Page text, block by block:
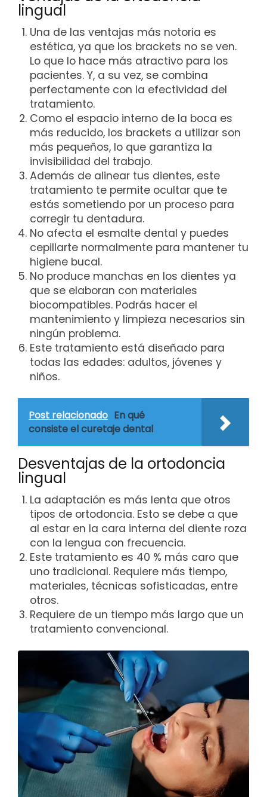
lingual
Una de las ventajas más notoria es
estética, ya que los brackets no se ven.
Lo que lo hace más atractivo para los
pacientes. Y, a su vez, se combina
perfectamente con la efectividad del
tratamiento.
Como el espacio interno de la boca es
más reducido, los brackets a utilizar son
más pequeños, lo que garantiza la
invisibilidad del trabajo.
Además de alinear tus dientes, este
tratamiento te permite ocultar que te
estás sometiendo por un proceso para
corregir tu dentadura.
No afecta el esmalte dental y puedes
cepillarte normalmente para mantener tu
higiene bucal.
No produce manchas en los dientes ya
que se elaboran con materiales
biocompatibles. Podrás hacer el
mantenimiento y limpieza necesarios sin
ningún problema.
Este tratamiento está diseñado para
todas las edades: adultos, jóvenes y
niños.
Post relacionado En qué
consiste el curetaje dental
Desventajas de la ortodoncia
lingual
La adaptación es más lenta que otros
tipos de ortodoncia. Esto se debe a que
al estar en la cara interna del diente roza
con la lengua con frecuencia.
Este tratamiento es 40 % más caro que
uno tradicional. Requiere más tiempo,
materiales, técnicas sofisticadas, entre
otros.
Requiere de un tiempo más largo que un
tratamiento convencional.